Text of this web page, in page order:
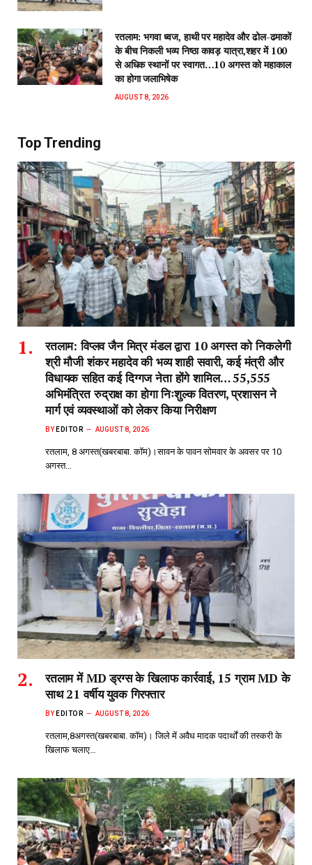
रतलाम: भगवा ध्वज, हाथी पर महादेव और ढोल-ढमाकों
के बीच निकली भव्य निष्ठा कावड़ यात्रा,शहर में 100
से अधिक स्थानों पर स्वागत…10 अगस्त को महाकाल
का होगा जलाभिषेक
AUGUST 8, 2026
Top Trending
रतलाम: विप्लव जैन मित्र मंडल द्वारा 10 अगस्त को निकलेगी
श्री मौजी शंकर महादेव की भव्य शाही सवारी, कई मंत्री और
विधायक सहित कई दिग्गज नेता होंगे शामिल… 55,555
अभिमंत्रित रुद्राक्ष का होगा निःशुल्क वितरण, प्रशासन ने
मार्ग एवं व्यवस्थाओं को लेकर किया निरीक्षण
BY EDITOR AUGUST 8, 2026
रतलाम, 8 अगस्त(खबरबाबा. कॉम)।सावन के पावन सोमवार के अवसर पर 10
अगस्त…
रतलाम में MD ड्रग्स के खिलाफ कार्रवाई, 15 ग्राम MD के
साथ 21 वर्षीय युवक गिरफ्तार
BY EDITOR AUGUST 8, 2026
रतलाम,8अगस्त(खबरबाबा. कॉम)। जिले में अवैध मादक पदार्थों की तस्करी के
खिलाफ चलाए…